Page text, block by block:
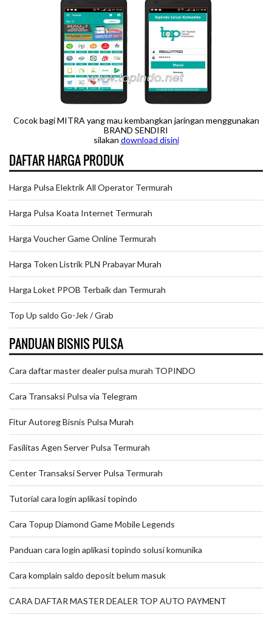
Cocok bagi MITRA yang mau kembangkan jaringan menggunakan
BRAND SENDIRI
silakan download disini
DAFTAR HARGA PRODUK
Harga Pulsa Elektrik All Operator Termurah
Harga Pulsa Koata Internet Termurah
Harga Voucher Game Online Termurah
Harga Token Listrik PLN Prabayar Murah
Harga Loket PPOB Terbaik dan Termurah
Top Up saldo Go-Jek / Grab
PANDUAN BISNIS PULSA
Cara daftar master dealer pulsa murah TOPINDO
Cara Transaksi Pulsa via Telegram
Fitur Autoreg Bisnis Pulsa Murah
Fasilitas Agen Server Pulsa Termurah
Center Transaksi Server Pulsa Termurah
Tutorial cara login aplikasi topindo
Cara Topup Diamond Game Mobile Legends
Panduan cara login aplikasi topindo solusi komunika
Cara komplain saldo deposit belum masuk
CARA DAFTAR MASTER DEALER TOP AUTO PAYMENT